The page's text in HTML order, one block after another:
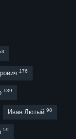
176
139
Иван Лютый 98
59